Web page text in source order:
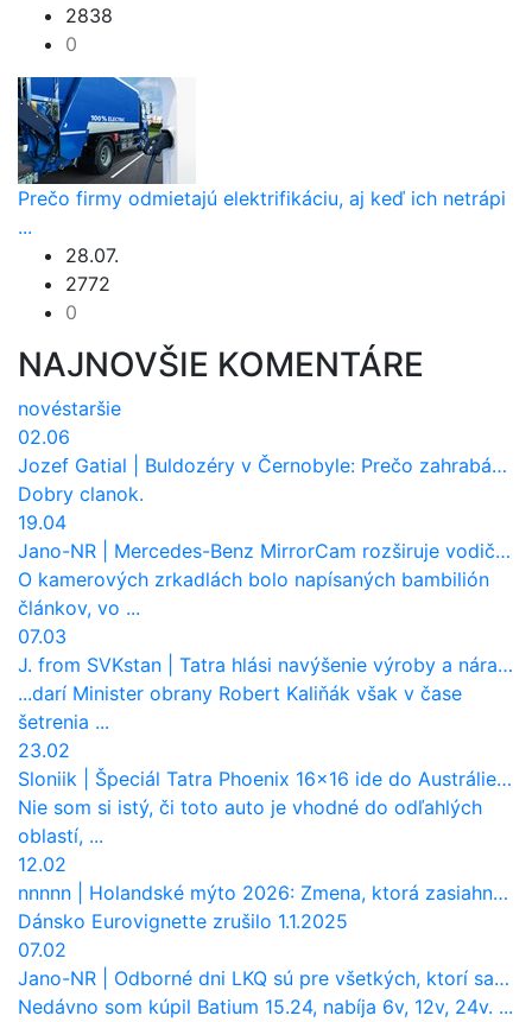
2838
0
Prečo firmy odmietajú elektrifikáciu, aj keď ich netrápi
...
28.07.
2772
0
NAJNOVŠIE KOMENTÁRE
novéstaršie
02.06
Jozef Gatial
Buldozéry v Černobyle: Prečo zahrabávali Červený les pod zem?
Dobry clanok.
19.04
Jano-NR
Mercedes-Benz MirrorCam rozširuje vodičovi výhľad a uberá autobusom odpor vzduchu
O kamerových zrkadlách bolo napísaných bambilión
článkov, vo ...
07.03
J. from SVKstan
Tatra hlási navýšenie výroby a nárast tržieb. Ktorí odberatelia sú kľúčoví?
...darí Minister obrany Robert Kaliňák však v čase
šetrenia ...
23.02
Sloniik
Špeciál Tatra Phoenix 16×16 ide do Austrálie. Na čo bude slúžiť?
Nie som si istý, či toto auto je vhodné do odľahlých
oblastí, ...
12.02
nnnnn
Holandské mýto 2026: Zmena, ktorá zasiahne slovenských dopravcov
Dánsko Eurovignette zrušilo 1.1.2025
07.02
Jano-NR
Odborné dni LKQ sú pre všetkých, ktorí sa chcú dozvedieť niečo viac
Nedávno som kúpil Batium 15.24, nabíja 6v, 12v, 24v. ...